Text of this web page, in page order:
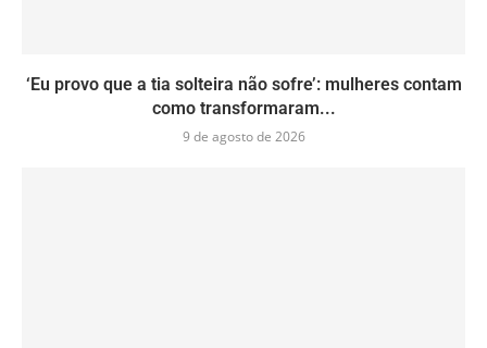
‘Eu provo que a tia solteira não sofre’: mulheres contam
como transformaram...
9 de agosto de 2026